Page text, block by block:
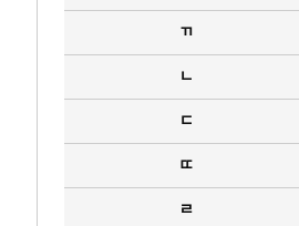
ㄲ
ㄴ
ㄷ
ㄸ
ㄹ